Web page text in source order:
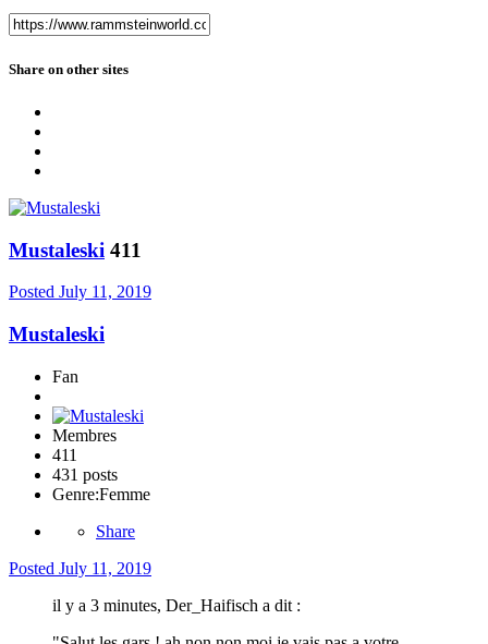
Share on other sites
Mustaleski 411
Posted July 11, 2019
Mustaleski
Fan
Membres
411
431 posts
Genre:Femme
Share
Posted July 11, 2019
il y a 3 minutes, Der_Haifisch a dit :